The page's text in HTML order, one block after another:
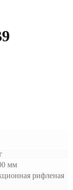
мм
рифленая